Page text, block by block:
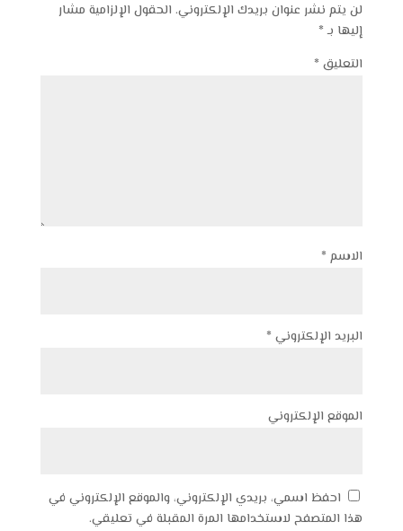
لن يتم نشر عنوان بريدك الإلكتروني. الحقول الإلزامية مشار
إليها بـ*
التعليق *
الاسم *
البريد الإلكتروني *
الموقع الإلكتروني
احفظ اسمي، بريدي الإلكتروني، والموقع الإلكتروني في
هذا المتصفح لاستخدامها المرة المقبلة في تعليقي.